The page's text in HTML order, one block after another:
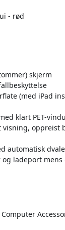
- rød
skjerm
(med iPad
klart PET-vindu
oppreist
automatisk
ladeport